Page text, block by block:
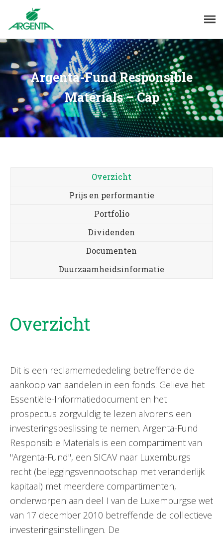
Argenta-Fund Responsible
Materials – Cap
Overzicht
Prijs en performantie
Portfolio
Dividenden
Documenten
Duurzaamheidsinformatie
Overzicht
Dit is een reclamemededeling betreffende de
aankoop van aandelen in een fonds. Gelieve het
Essentiële-Informatiedocument en het
prospectus zorgvuldig te lezen alvorens een
investeringsbeslissing te nemen. Argenta-Fund
Responsible Materials is een compartiment van
"Argenta-Fund", een SICAV naar Luxemburgs
recht (beleggingsvennootschap met veranderlijk
kapitaal) met meerdere compartimenten,
onderworpen aan deel I van de Luxemburgse wet
van 17 december 2010 betreffende de collectieve
investeringsinstellingen. De